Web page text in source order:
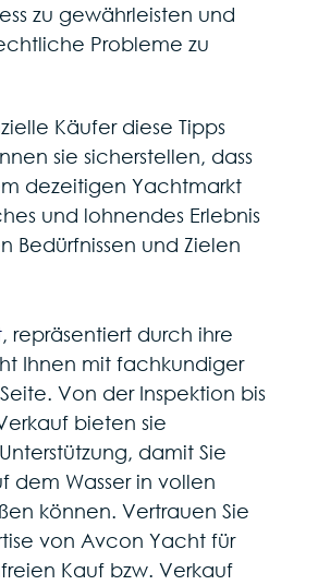
zu gewährleisten und
Probleme zu
Käufer diese Tipps
sie sicherstellen, dass
dezeitigen Yachtmarkt
und lohnendes Erlebnis
Bedürfnissen und Zielen
, repräsentiert durch ihre
Ihnen mit fachkundiger
Von der Inspektion bis
bieten sie
damit Sie
dem Wasser in vollen
können. Vertrauen Sie
von Avcon Yacht für
Kauf bzw. Verkauf